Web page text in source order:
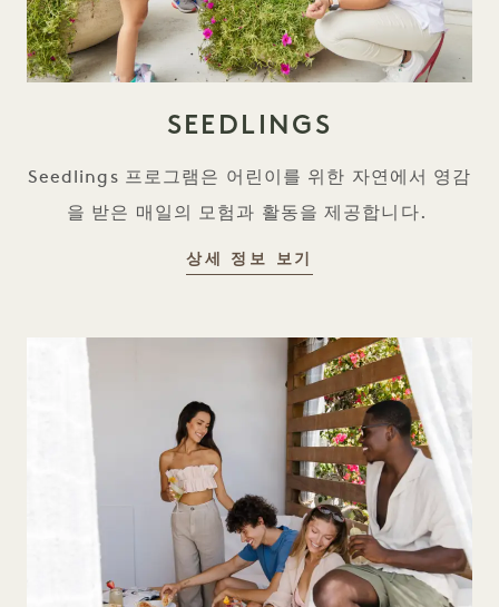
SEEDLINGS
Seedlings 프로그램은 어린이를 위한 자연에서 영감
을 받은 매일의 모험과 활동을 제공합니다.
상세 정보 보기